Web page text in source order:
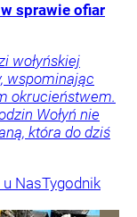
sprawie ofiar
wołyńskiej
wspominając
okrucieństwem.
Wołyń nie
która do dziś
NasTygodnik